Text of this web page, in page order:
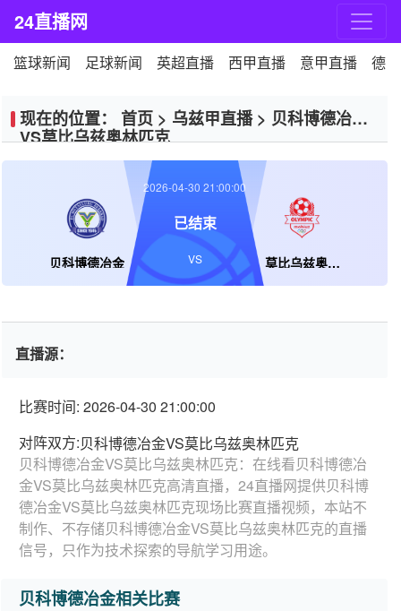
24直播网
篮球新闻 足球新闻 英超直播 西甲直播 意甲直播 德
现在的位置： 首页 > 乌兹甲直播> 贝科博德冶金
VS莫比乌兹奥林匹克
贝科博德冶金 莫比乌兹奥林匹克
2026-04-30 21:00:00
已结束
VS
直播源：
比赛时间: 2026-04-30 21:00:00
对阵双方:贝科博德冶金VS莫比乌兹奥林匹克
贝科博德冶金VS莫比乌兹奥林匹克：在线看贝科博德冶
金VS莫比乌兹奥林匹克高清直播，24直播网提供贝科博
德冶金VS莫比乌兹奥林匹克现场比赛直播视频，本站不
制作、不存储贝科博德冶金VS莫比乌兹奥林匹克的直播
信号，只作为技术探索的导航学习用途。
贝科博德冶金相关比赛